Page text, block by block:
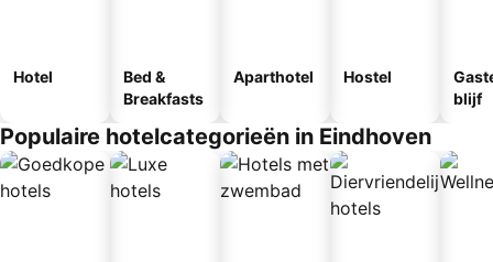
Hotel
Bed &
Breakfasts
Aparthotel Hostel
blijf
Populaire hotelcategorieën in Eindhoven